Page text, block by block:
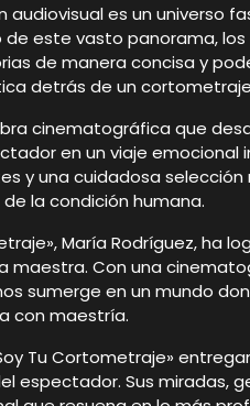
audiovisual es un universo
de este vasto panorama,
de manera concisa y
detrás de un
cinematográfica que
en un viaje emocional
y una cuidadosa
la condición humana.
María Rodríguez, ha
maestra. Con una
sumerge en un mundo
con maestría.
Tu Cortometraje»
espectador. Sus miradas,